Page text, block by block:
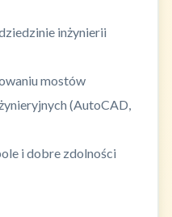
inżynierii
mostów
(AutoCAD,
i dobre zdolności